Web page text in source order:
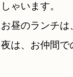
しゃいます。
お昼のランチは
夜は、お仲間で